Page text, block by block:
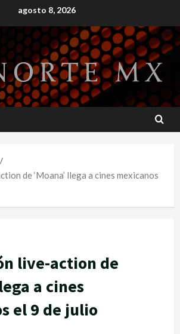
agosto 8, 2026
de ‘Moana’ llega a cines mexicanos
live-action de
a cines
el 9 de julio